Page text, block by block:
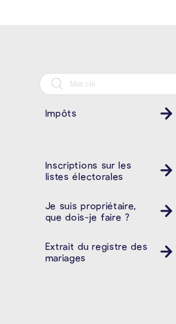
Impôts
Inscriptions sur les
listes électorales
Je suis propriétaire,
que dois-je faire ?
Extrait du registre des
mariages